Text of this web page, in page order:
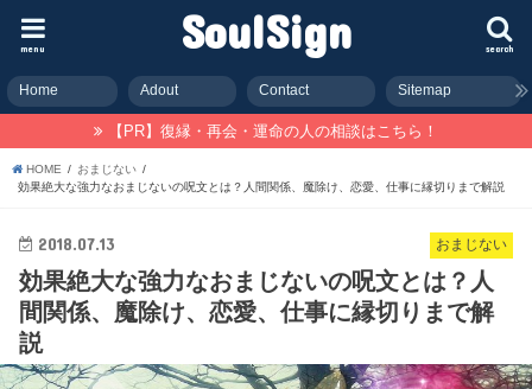
SoulSign search
menu
Home Adout Contact Sitemap
【PR】復縁・再会・運命の人の相談はこちら！
HOME
おまじない
効果絶大な強力なおまじないの呪文とは？人間関係、魔除け、恋愛、仕事に縁切りまで解説
おまじない
2018.07.13
効果絶大な強力なおまじないの呪文とは？人
間関係、魔除け、恋愛、仕事に縁切りまで解
説